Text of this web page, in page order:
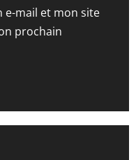
e-mail et mon site
prochain